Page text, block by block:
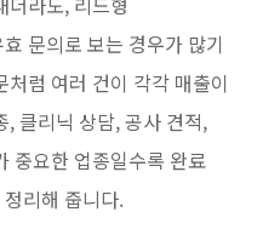
문의로 보는 경우가 많기
럼 여러 건이 각각 매출이
, 클리닉 상담, 공사 견적,
중요한 업종일수록 완료
리해 줍니다.